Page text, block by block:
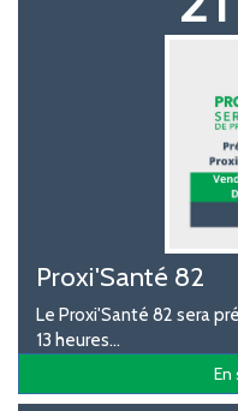
Proxi'Santé 82
Le Proxi'Santé 82 sera
13 heures...
En